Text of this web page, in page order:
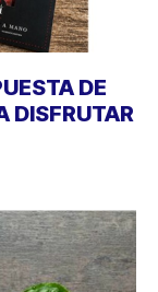
DE
DISFRUTAR